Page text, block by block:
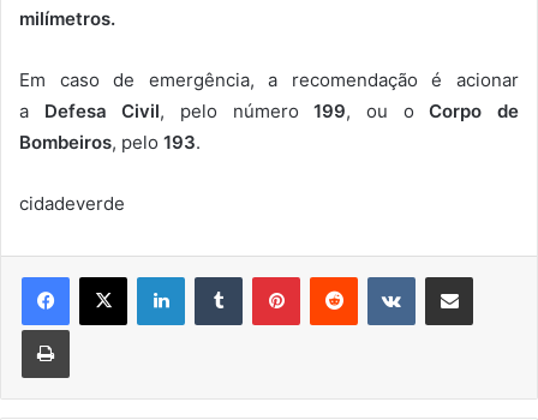
milímetros.
Em caso de emergência, a recomendação é acionar
a Defesa Civil, pelo número199, ou oCorpo de
Bombeiros, pelo 193.
cidadeverde
LinkedinTumblr PinterestReddit VK Compartilhar via e-mail
Imprimir